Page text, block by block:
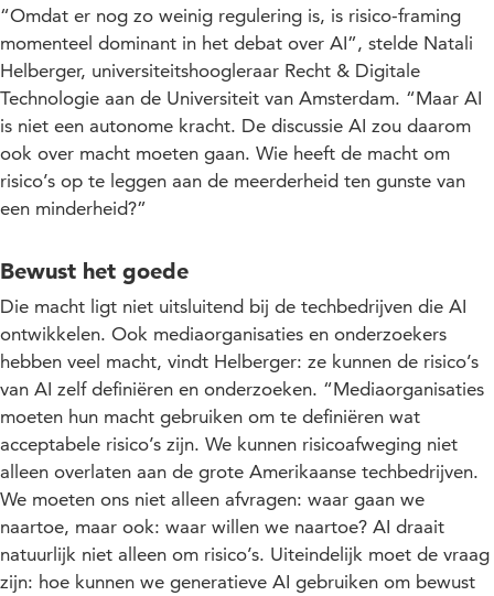
“Omdat er nog zo weinig regulering is, is risico-framing
momenteel dominant in het debat over AI”, stelde Natali
Helberger, universiteitshoogleraar Recht & Digitale
Technologie aan de Universiteit van Amsterdam. “Maar AI
is niet een autonome kracht. De discussie AI zou daarom
ook over macht moeten gaan. Wie heeft de macht om
risico’s op te leggen aan de meerderheid ten gunste van
een minderheid?”
Bewust het goede
Die macht ligt niet uitsluitend bij de techbedrijven die AI
ontwikkelen. Ook mediaorganisaties en onderzoekers
hebben veel macht, vindt Helberger: ze kunnen de risico’s
van AI zelf definiëren en onderzoeken. “Mediaorganisaties
moeten hun macht gebruiken om te definiëren wat
acceptabele risico’s zijn. We kunnen risicoafweging niet
alleen overlaten aan de grote Amerikaanse techbedrijven.
We moeten ons niet alleen afvragen: waar gaan we
naartoe, maar ook: waar willen we naartoe? AI draait
natuurlijk niet alleen om risico’s. Uiteindelijk moet de vraag
zijn: hoe kunnen we generatieve AI gebruiken om bewust